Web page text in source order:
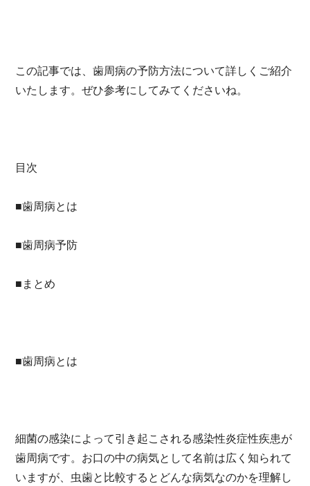
この記事では、歯周病の予防方法について詳しくご紹介
いたします。ぜひ参考にしてみてくださいね。
目次
■歯周病とは
■歯周病予防
■まとめ
■歯周病とは
細菌の感染によって引き起こされる感染性炎症性疾患が
歯周病です。お口の中の病気として名前は広く知られて
いますが、虫歯と比較するとどんな病気なのかを理解し